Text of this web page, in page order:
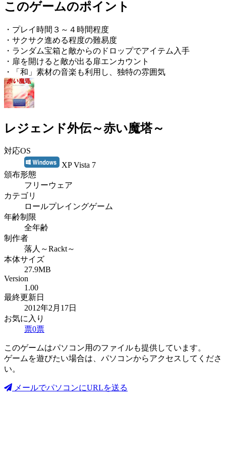
このゲームのポイント
・プレイ時間３～４時間程度
・サクサク進める程度の難易度
・ランダム宝箱と敵からのドロップでアイテム入手
・扉を開けると敵が出る扉エンカウント
・「和」素材の音楽も利用し、独特の雰囲気
レジェンド外伝～赤い魔塔～
対応OS
XP Vista 7
頒布形態
フリーウェア
カテゴリ
ロールプレイングゲーム
年齢制限
全年齢
制作者
落人～Rackt～
本体サイズ
27.9MB
Version
1.00
最終更新日
2012年2月17日
お気に入り
票0票
このゲームはパソコン用のファイルも提供しています。
ゲームを遊びたい場合は、パソコンからアクセスしてくださ
い。
メールでパソコンにURLを送る